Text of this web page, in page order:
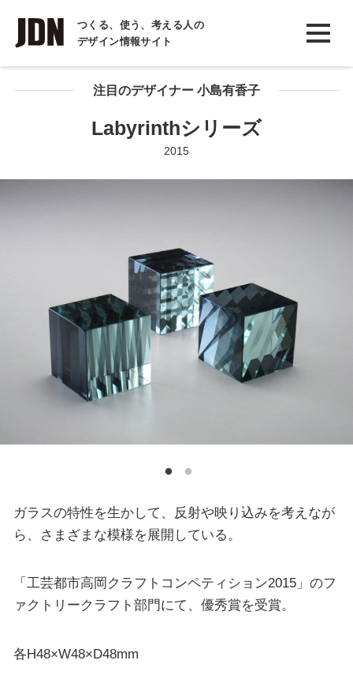
つくる、使う、考える人の
デザイン情報サイト
INTERVIEW
インタビュー
REPORT注目のデザイナー 小島有香子
Labyrinthシリーズ
2015
ガラスの特性を生かして、反射や映り込みを考えなが
ら、さまざまな模様を展開している。
「工芸都市高岡クラフトコンペティション2015」のフ
ァクトリークラフト部門にて、優秀賞を受賞。
各H48×W48×D48mm